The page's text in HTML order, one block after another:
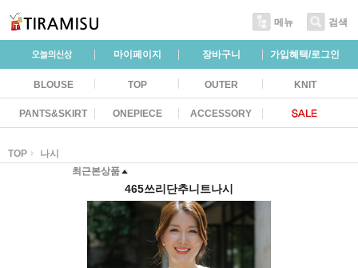
메뉴 검색
마이페이지 장바구니 가입혜택/로그인
BLOUSE TOP OUTER KNIT
PANTS&SKIRT ONEPIECE ACCESSORY
TOP
나시
최근본상품
465쓰리단추니트나시